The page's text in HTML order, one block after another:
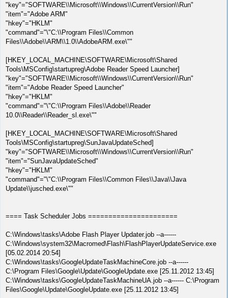
"key"="SOFTWARE\\Microsoft\\Windows\\CurrentVersion\\Run"
"item"="Adobe ARM"
"hkey"="HKLM"
"command"="\"C:\\Program Files\\Common
Files\\Adobe\\ARM\\1.0\\AdobeARM.exe\""
[HKEY_LOCAL_MACHINE\SOFTWARE\Microsoft\Shared
Tools\MSConfig\startupreg\Adobe Reader Speed Launcher]
"key"="SOFTWARE\\Microsoft\\Windows\\CurrentVersion\\Run"
"item"="Adobe Reader Speed Launcher"
"hkey"="HKLM"
"command"="\"C:\\Program Files\\Adobe\\Reader
10.0\\Reader\\Reader_sl.exe\""
[HKEY_LOCAL_MACHINE\SOFTWARE\Microsoft\Shared
Tools\MSConfig\startupreg\SunJavaUpdateSched]
"key"="SOFTWARE\\Microsoft\\Windows\\CurrentVersion\\Run"
"item"="SunJavaUpdateSched"
"hkey"="HKLM"
"command"="\"C:\\Program Files\\Common Files\\Java\\Java
Update\\jusched.exe\""
==== Task Scheduler Jobs ======================
C:\Windows\tasks\Adobe Flash Player Updater.job --a------
C:\Windows\system32\Macromed\Flash\FlashPlayerUpdateService.exe
[05.02.2014 20:54]
C:\Windows\tasks\GoogleUpdateTaskMachineCore.job --a------
C:\Program Files\Google\Update\GoogleUpdate.exe [25.11.2012 13:45]
C:\Windows\tasks\GoogleUpdateTaskMachineUA.job --a------ C:\Program
Files\Google\Update\GoogleUpdate.exe [25.11.2012 13:45]